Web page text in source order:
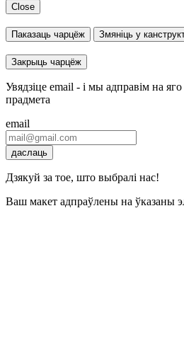
Close
Паказаць чарцёж Змяніць у
Закрыць чарцёж
Увядзіце email - і мы адправім на
прадмета
email
даслаць
Дзякуй за тое, што выбралі нас!
Ваш макет адпраўлены на ўказаны